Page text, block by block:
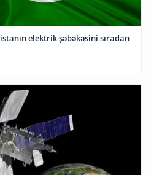
elektrik şəbəkəsini sıradan